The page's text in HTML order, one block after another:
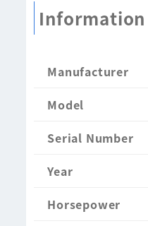
Information
Manufacturer
Model
Serial Number
Year
Horsepower